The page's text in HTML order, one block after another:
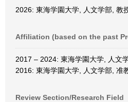
2026: 東海学園大学, 人文学部, 教
Affiliation (based on the past
2017 – 2024: 東海学園大学, 人文
2016: 東海学園大学, 人文学部, 准
Review Section/Research Field